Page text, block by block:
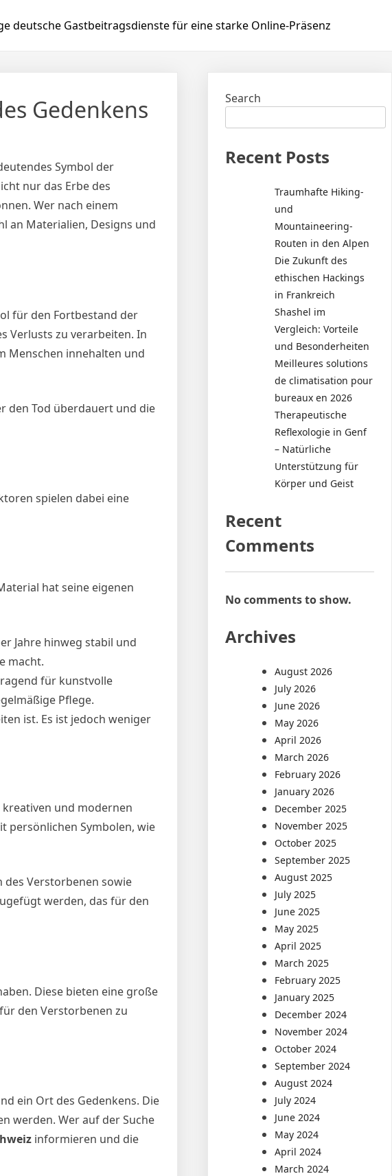
deutsche Gastbeitragsdienste für eine starke Online-Präsenz
Gedenkens
Symbol der
nur das Erbe des
Wer nach einem
an Materialien, Designs und
für den Fortbestand der
Verlusts zu verarbeiten. In
Menschen innehalten und
den Tod überdauert und die
spielen dabei eine
hat seine eigenen
Jahre hinweg stabil und
macht.
für kunstvolle
Pflege.
ist. Es ist jedoch weniger
kreativen und modernen
persönlichen Symbolen, wie
des Verstorbenen sowie
werden, das für den
Diese bieten eine große
den Verstorbenen zu
ein Ort des Gedenkens. Die
werden. Wer auf der Suche
informieren und die
Search
Recent Posts
Traumhafte Hiking-
und
Mountaineering-
Routen in den Alpen
Die Zukunft des
ethischen Hackings
in Frankreich
Shashel im
Vergleich: Vorteile
und Besonderheiten
Meilleures solutions
de climatisation pour
bureaux en 2026
Therapeutische
Reflexologie in Genf
– Natürliche
Unterstützung für
Körper und Geist
Recent
Comments
No comments to show.
Archives
August 2026
July 2026
June 2026
May 2026
April 2026
March 2026
February 2026
January 2026
December 2025
November 2025
October 2025
September 2025
August 2025
July 2025
June 2025
May 2025
April 2025
March 2025
February 2025
January 2025
December 2024
November 2024
October 2024
September 2024
August 2024
July 2024
June 2024
May 2024
April 2024
March 2024